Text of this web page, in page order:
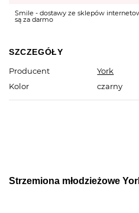
Smile - dostawy ze sklepów
są za darmo
SZCZEGÓŁY
Producent
York
Kolor
czarny
Strzemiona młodzieżowe